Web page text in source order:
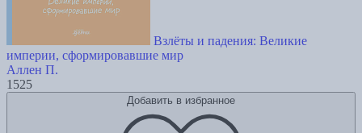
Взлёты и падения: Великие
империи, сформировавшие мир
Аллен П.
1525
Добавить в избранное